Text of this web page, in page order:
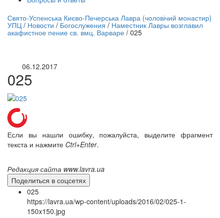
трансляция | 12 сентября
трансляции
Свято-Успенська Києво-Печерська Лавра (чоловічий монастир)
УПЦ / Новости / Богослужения / Наместник Лавры возглавил
акафистное пение св. вмц. Варваре / 025
06.12.2017
025
Если вы нашли ошибку, пожалуйста, выделите фрагмент
текста и нажмите Ctrl+Enter.
Редакция сайта www.lavra.ua
Поделиться в соцсетях
025
https://lavra.ua/wp-content/uploads/2016/02/025-1-
150x150.jpg